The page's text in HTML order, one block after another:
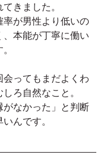
きました。
率が男性より低いの
、本能が丁寧に働い
会ってもまだよくわ
ろ自然なこと。
がなかった」と判断
んです。